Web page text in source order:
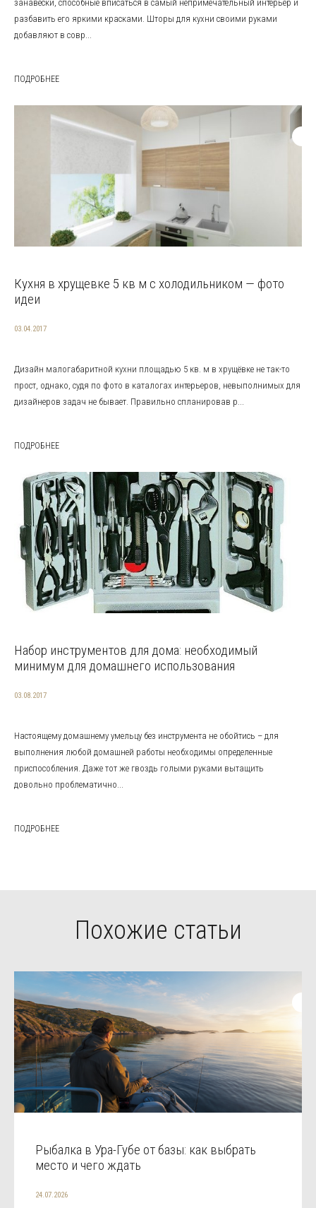
занавески, способные вписаться в самый непримечательный интерьер и
разбавить его яркими красками. Шторы для кухни своими руками
добавляют в совр...
ПОДРОБНЕЕ
Кухня в хрущевке 5 кв м с холодильником — фото
идеи
03.04.2017
Дизайн малогабаритной кухни площадью 5 кв. м в хрущёвке не так-то
прост, однако, судя по фото в каталогах интерьеров, невыполнимых для
дизайнеров задач не бывает. Правильно спланировав р...
ПОДРОБНЕЕ
Набор инструментов для дома: необходимый
минимум для домашнего использования
03.08.2017
Настоящему домашнему умельцу без инструмента не обойтись – для
выполнения любой домашней работы необходимы определенные
приспособления. Даже тот же гвоздь голыми руками вытащить
довольно проблематично...
ПОДРОБНЕЕ
Похожие статьи
Рыбалка в Ура-Губе от базы: как выбрать
место и чего ждать
24.07.2026